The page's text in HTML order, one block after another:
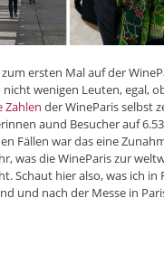
ersten Mal auf der
wenigen Leuten, egal,
Zahlen der WineParis selbst
aund Besucher auf
Fällen war das eine
was die WineParis zur
Schaut hier also, was ich in
und nach der Messe in